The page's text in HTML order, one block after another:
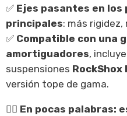
✅ Ejes pasantes en los
principales: más
✅ Compatible con una
amortiguadores,
suspensiones
versión tope de gama.
🚵‍♂️ En pocas palabras: